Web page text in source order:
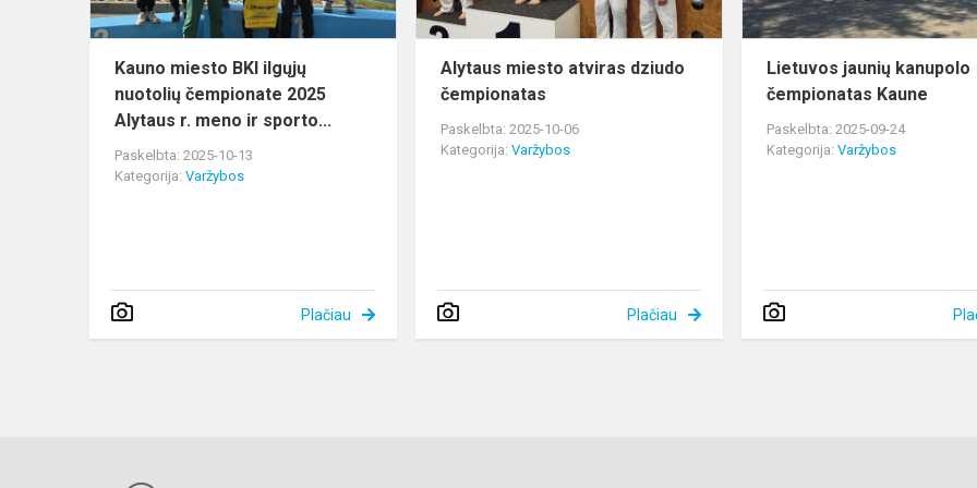
2025
Alytaus
Kauno miesto BKI ilgųjų
nuotolių čempionate 2025
Alytaus r. meno ir sporto...
Paskelbta: 2025-10-13
Kategorija: Varžybos
Plačiau
Alytaus miesto atviras dziudo
čempionatas
Paskelbta: 2025-10-06
Kategorija:Varžybos
Plačiau
Lietuvos jaunių kanupolo
čempionatas Kaune
Paskelbta: 2025-09-24
Kategorija:Varžybos